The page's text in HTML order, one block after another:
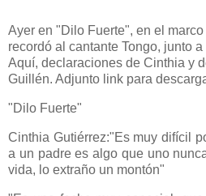
Ayer en "Dilo Fuerte", en el
recordó al cantante Tongo, junto
Aquí, declaraciones de Cinthia y
Guillén. Adjunto link para
"Dilo Fuerte"
Cinthia Gutiérrez:"Es muy difícil
a un padre es algo que uno
vida, lo extraño un montón"